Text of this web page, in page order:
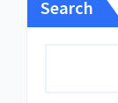
Search